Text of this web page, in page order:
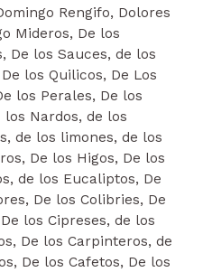
Rengifo, Dolores
Mideros, De los
De los Sauces, de los
los Quilicos, De Los
los Perales, De los
los Nardos, de los
de los limones, de los
De los Higos, De los
de los Eucaliptos, De
De los Colibries, De
los Cipreses, de los
De los Carpinteros, de
De los Cafetos, De los